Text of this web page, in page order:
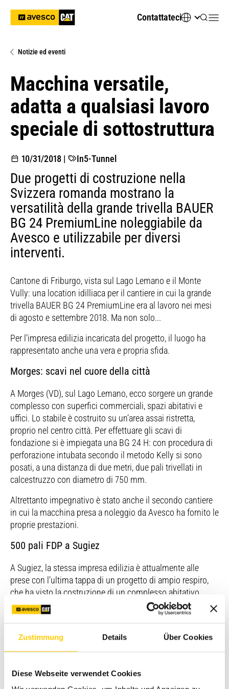
Zustimmung Details Über Cookies
Diese Webseite verwendet Cookies
Contattateci
Notizie ed eventi
Macchina versatile,
adatta a qualsiasi lavoro
speciale di sottostruttura
10/31/2018 | In5-Tunnel
Due progetti di costruzione nella
Svizzera romanda mostrano la
versatilità della grande trivella BAUER
BG 24 PremiumLine noleggiabile da
Avesco e utilizzabile per diversi
interventi.
Cantone di Friburgo, vista sul Lago Lemano e il Monte
Vully: una location idilliaca per il cantiere in cui la grande
trivella BAUER BG 24 PremiumLine era al lavoro nei mesi
di agosto e settembre 2018. Ma non solo...
Per l’impresa edilizia incaricata del progetto, il luogo ha
rappresentato anche una vera e propria sfida.
Morges: scavi nel cuore della città
A Morges (VD), sul Lago Lemano, ecco sorgere un grande
complesso con superfici commerciali, spazi abitativi e
uffici. Lo stabile è costruito su un’area assai ristretta,
proprio nel centro città. Per effettuare gli scavi di
fondazione si è impiegata una BG 24 H: con procedura di
perforazione intubata secondo il metodo Kelly si sono
posati, a una distanza di due metri, due pali trivellati in
calcestruzzo con diametro di 750 mm.
Altrettanto impegnativo è stato anche il secondo cantiere
in cui la macchina presa a noleggio da Avesco ha fornito le
proprie prestazioni.
500 pali FDP a Sugiez
A Sugiez, la stessa impresa edilizia è attualmente alle
prese con l’ultima tappa di un progetto di ampio respiro,
che ha visto la costruzione di un complesso abitativo
contemplante numerose case plurifamiliari a due piani, in
località «Grossen Moos».
Paludosa un tempo, l’area è stata bonificata e oggi è una
delle più grandi zone agricole della Svizzera.
Per poter costruire su un suolo torboso e instabile come